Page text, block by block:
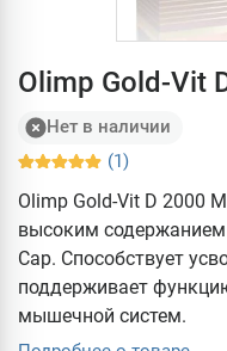
Olimp Gold-Vit
Нет в наличии
(1)
Olimp Gold-Vit D 2000
высоким
Cap. Способствует
поддерживает
мышечной систем.